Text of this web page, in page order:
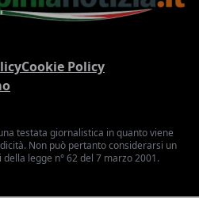
Cookie Policy
testata giornalistica in quanto viene
Non può pertanto considerarsi un
legge n° 62 del 7 marzo 2001.